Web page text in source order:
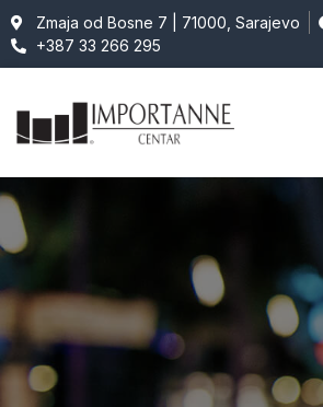
Zmaja od Bosne 7 | 71000, Sarajevo
+387 33 266 295